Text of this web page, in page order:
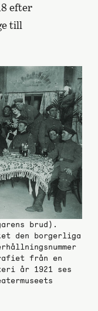
efter
till
brud).
den borgerliga
från en
år 1921 ses